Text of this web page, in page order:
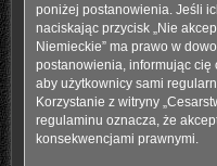
poniżej postanowienia. Jeśli
naciskając przycisk „Nie
Niemieckie” ma prawo w
postanowienia, informując cię
aby użytkownicy sami
Korzystanie z witryny
regulaminu oznacza, że
konsekwencjami prawnymi.